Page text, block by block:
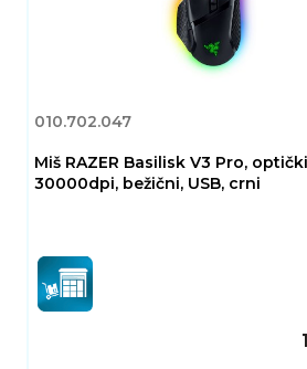
010.702.047
Miš RAZER Basilisk V3 Pro,
30000dpi, bežični, USB, crni